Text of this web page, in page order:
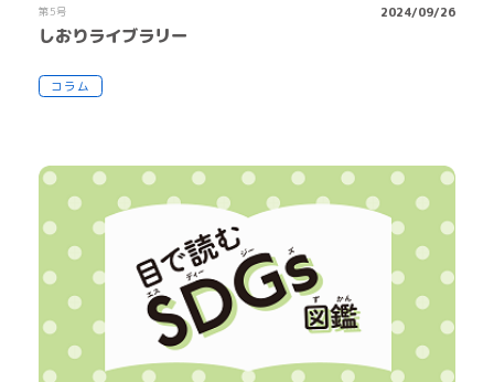
第5号 2024/09/26
しおりライブラリー
コラム